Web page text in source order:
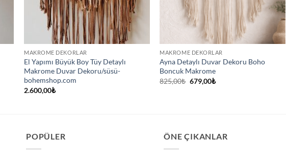
MAKROME DEKORLAR
El Yapımı Büyük Boy Tüy Detaylı
Makrome Duvar Dekoru/süsü-
bohemshop.com
2.600,00₺
MAKROME DEKORLAR
Ayna Detaylı Duvar Dekoru Boho
Boncuk Makrome
825,00₺ Orijinal
fiyat:
679,00₺Şu
POPÜLER ÖNE ÇIKANLAR